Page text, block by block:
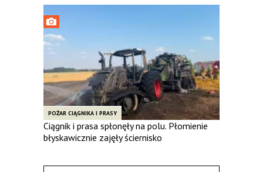
POŻAR CIĄGNIKA I PRASY
Ciągnik i prasa spłonęły na polu. Płomienie
błyskawicznie zajęły ściernisko